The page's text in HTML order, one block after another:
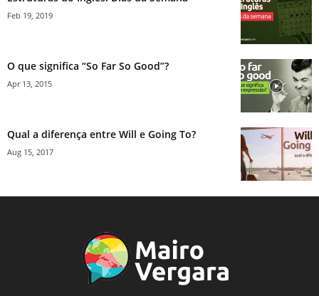
Feb 19, 2019
O que significa “So Far So Good”?
Apr 13, 2015
Qual a diferença entre Will e Going To?
Aug 15, 2017